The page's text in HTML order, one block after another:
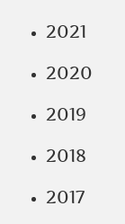
2021
2020
2019
2018
2017